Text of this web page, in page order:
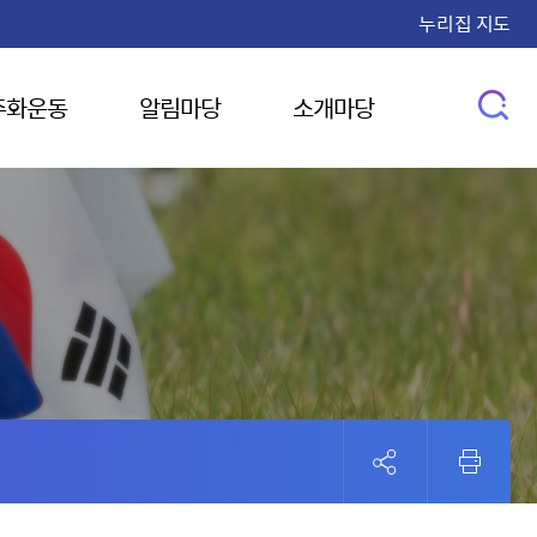
누리집 지도
운동 알림마당 소개마당